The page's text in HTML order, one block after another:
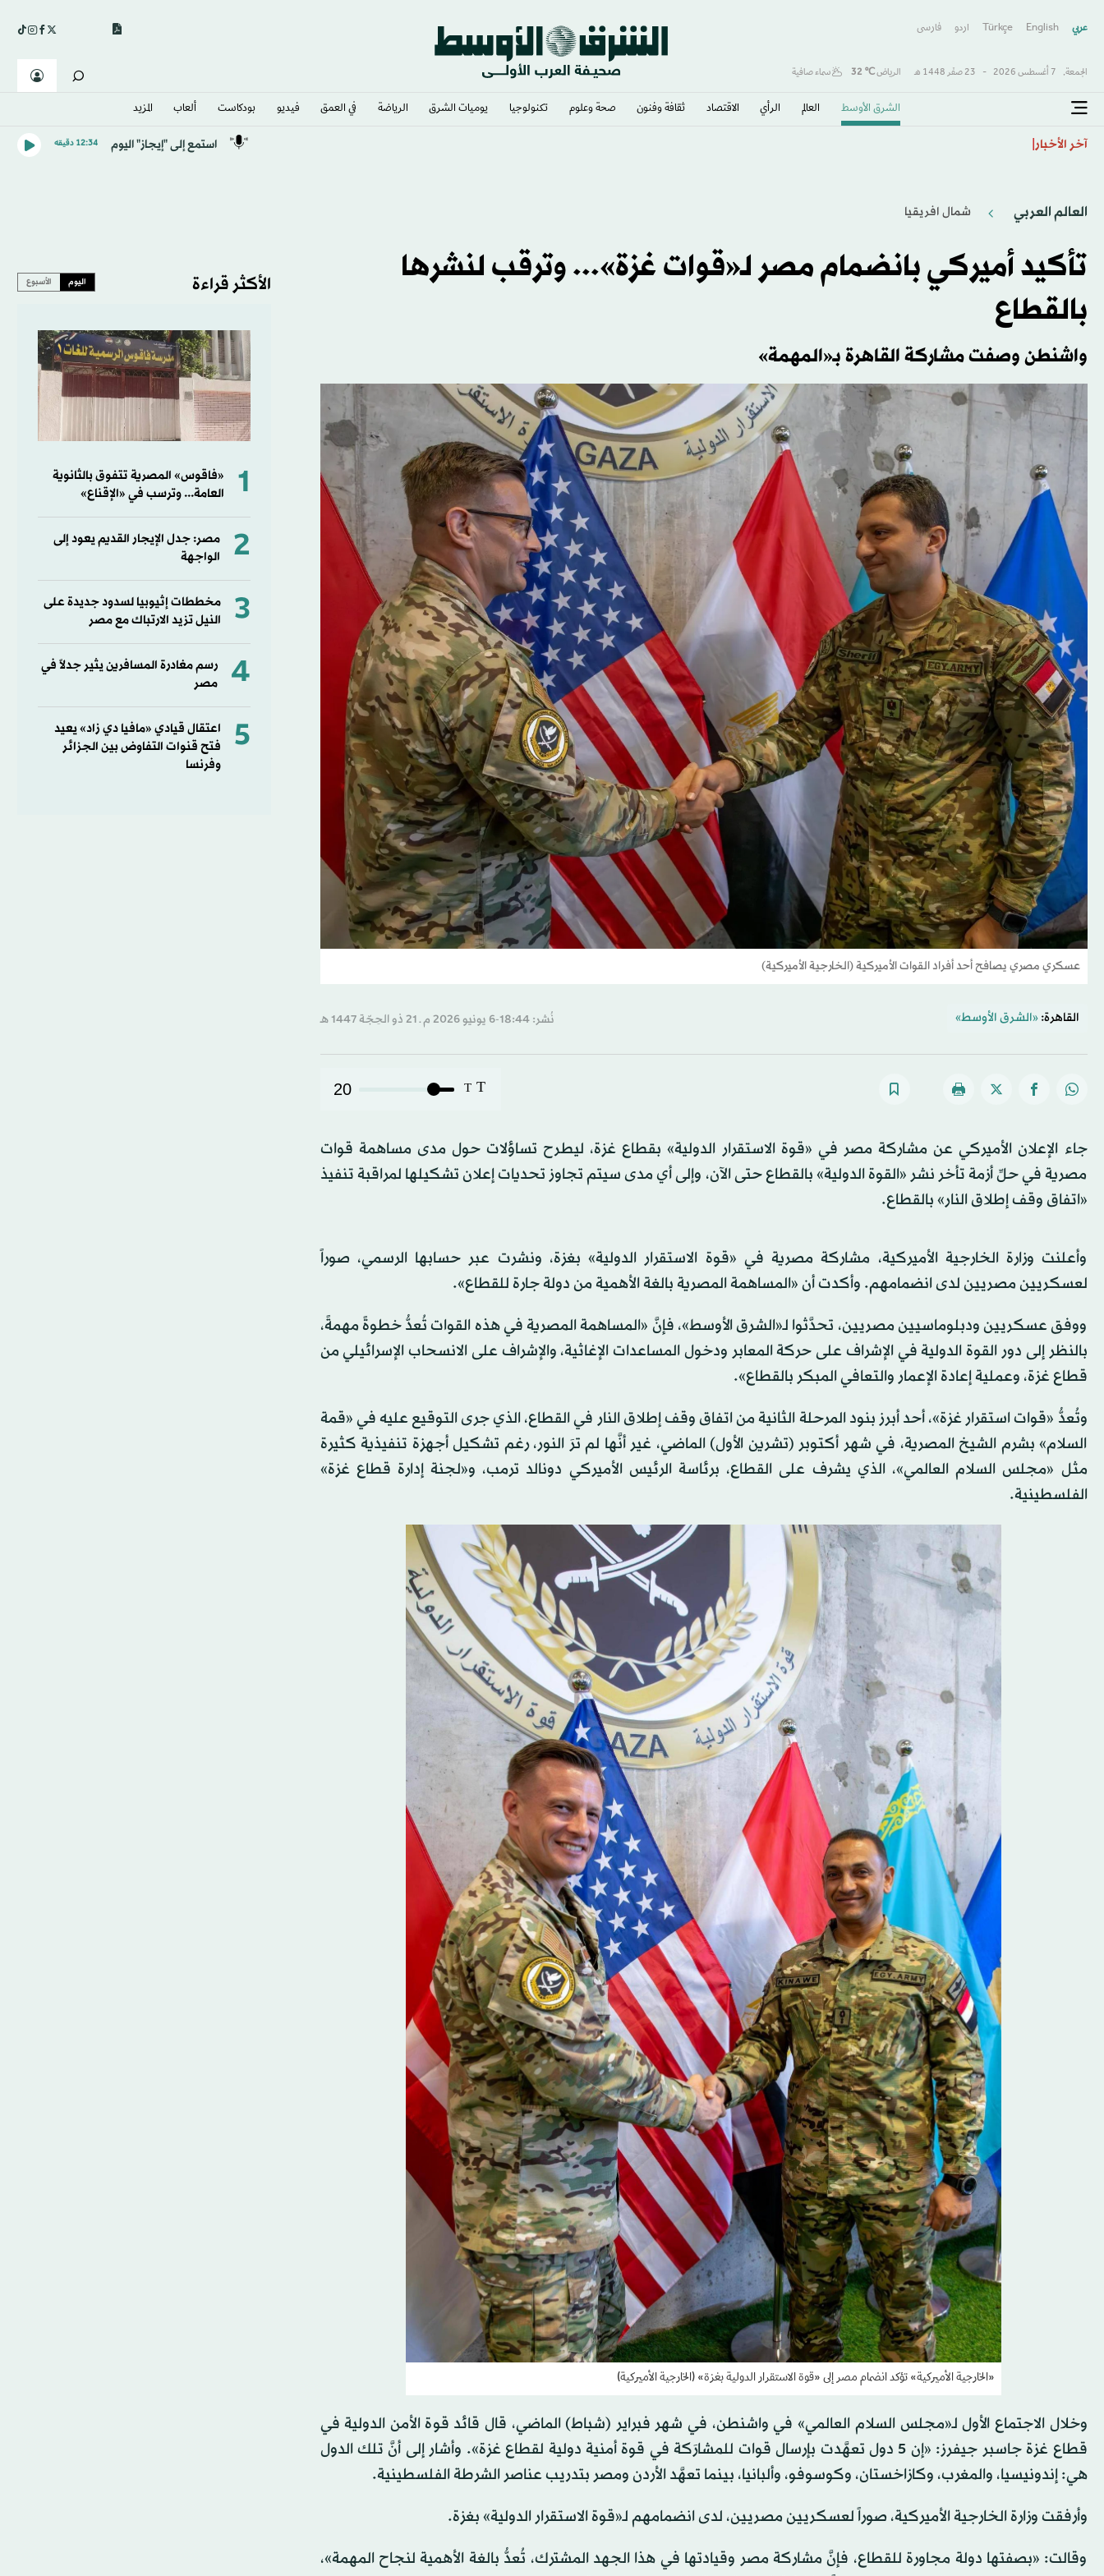
عربي English
Türkçe اردو فارسى
الجمعة, 7 أغسطس 2026 - 23 صفَر 1448 هـ الرياض℃
32 سماء صافية
الشرق الأوسط​ العالم الرأي الاقتصاد ثقافة وفنون صحة وعلوم تكنولوجيا يوميات الشرق​ الرياضة في العمق فيديو بودكاست ألعاب المزيد
آخر الأخبار استمع إلى "إيجاز" اليوم 12:34 دقيقه
العالم العربي شمال افريقيا
تأكيد أميركي بانضمام مصر لـ«قوات غزة»... وترقب لنشرها
بالقطاع
واشنطن وصفت مشاركة القاهرة بـ«المهمة»
عسكري مصري يصافح أحد أفراد القوات الأميركية (الخارجية الأميركية)
القاهرة: «الشرق الأوسط» نُشر: 18:44-6 يونيو 2026 م ـ 21 ذو الحِجّة 1447 هـ
T
T
20
جاء الإعلان الأميركي عن مشاركة مصر في «قوة الاستقرار الدولية» بقطاع غزة، ليطرح تساؤلات حول مدى مساهمة قوات
مصرية في حلِّ أزمة تأخر نشر «القوة الدولية» بالقطاع حتى الآن، وإلى أي مدى سيتم تجاوز تحديات إعلان تشكيلها لمراقبة تنفيذ
«اتفاق وقف إطلاق النار» بالقطاع.
وأعلنت وزارة الخارجية الأميركية، مشاركة مصرية في «قوة الاستقرار الدولية» بغزة، ونشرت عبر حسابها الرسمي، صوراً
لعسكريين مصريين لدى انضمامهم. وأكدت أن «المساهمة المصرية بالغة الأهمية من دولة جارة للقطاع».
ووفق عسكريين ودبلوماسيين مصريين، تحدَّثوا لـ«الشرق الأوسط»، فإنَّ «المساهمة المصرية في هذه القوات تُعدُّ خطوةً مهمةً،
بالنظر إلى دور القوة الدولية في الإشراف على حركة المعابر ودخول المساعدات الإغاثية، والإشراف على الانسحاب الإسرائيلي من
قطاع غزة، وعملية إعادة الإعمار والتعافي المبكر بالقطاع».
وتُعدُّ «قوات استقرار غزة»، أحد أبرز بنود المرحلة الثانية من اتفاق وقف إطلاق النار في القطاع، الذي جرى التوقيع عليه في «قمة
السلام» بشرم الشيخ المصرية، في شهر أكتوبر (تشرين الأول) الماضي، غير أنَّها لم ترَ النور، رغم تشكيل أجهزة تنفيذية كثيرة
مثل «مجلس السلام العالمي»، الذي يشرف على القطاع، برئاسة الرئيس الأميركي دونالد ترمب، و«لجنة إدارة قطاع غزة»
الفلسطينية.
«الخارجية الأميركية» تؤكد انضمام مصر إلى «قوة الاستقرار الدولية بغزة» (الخارجية الأميركية)
وخلال الاجتماع الأول لـ«مجلس السلام العالمي» في واشنطن، في شهر فبراير (شباط) الماضي، قال قائد قوة الأمن الدولية في
قطاع غزة جاسبر جيفرز: «إن 5 دول تعهَّدت بإرسال قوات للمشارَكة في قوة أمنية دولية لقطاع غزة». وأشار إلى أنَّ تلك الدول
هي: إندونيسيا، والمغرب، وكازاخستان، وكوسوفو، وألبانيا، بينما تعهَّد الأردن ومصر بتدريب عناصر الشرطة الفلسطينية.
وأرفقت وزارة الخارجية الأميركية، صوراً لعسكريين مصريين، لدى انضمامهم لـ«قوة الاستقرار الدولية» بغزة.
وقالت: «بصفتها دولة مجاورة للقطاع، فإنَّ مشاركة مصر وقيادتها في هذا الجهد المشترك، تُعدُّ بالغة الأهمية لنجاح المهمة»،
الأكثر قراءة اليوم الأسبوع
1
«فاقوس» المصرية تتفوق بالثانوية
العامة... وترسب في «الإقناع»
2
مصر: جدل الإيجار القديم يعود إلى
الواجهة
3
مخططات إثيوبيا لسدود جديدة على
النيل تزيد الارتباك مع مصر
4
رسم مغادرة المسافرين يثير جدلاً في
مصر
5
اعتقال قيادي «مافيا دي زاد» يعيد
فتح قنوات التفاوض بين الجزائر
وفرنسا